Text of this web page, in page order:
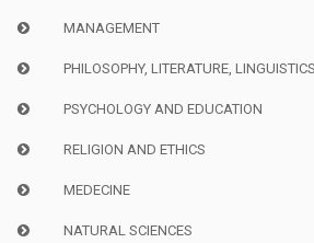
MANAGEMENT
PHILOSOPHY, LITERATURE,
PSYCHOLOGY AND EDUCATION
RELIGION AND ETHICS
MEDECINE
NATURAL SCIENCES